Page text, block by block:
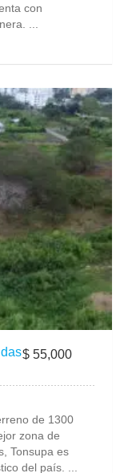
con
...
$ 55,000
de 1300
zona de
Tonsupa es
del país. ...